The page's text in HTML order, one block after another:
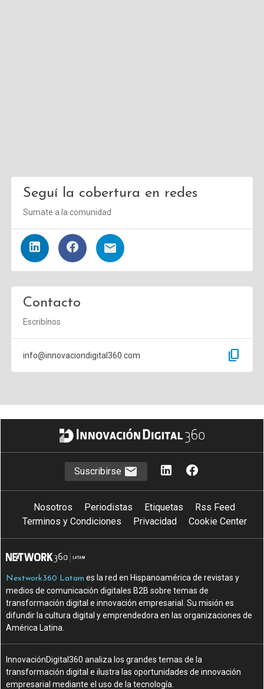
Seguí la cobertura en redes
Sumate a la comunidad
Contacto
Escribínos
info@innovaciondigital360.com content_copy
Suscribirse
Nosotros Periodistas Etiquetas
Rss Feed
Terminos y Condiciones
Privacidad Cookie Center
Nextwork360 Latam es la red en Hispanoamérica de revistas y
medios de comunicación digitales B2B sobre temas de
transformación digital e innovación empresarial. Su misión es
difundir la cultura digital y emprendedora en las organizaciones de
América Latina.
InnovaciónDigital360 analiza los grandes temas de la
transformación digital e ilustra las oportunidades de innovación
empresarial mediante el uso de la tecnología.